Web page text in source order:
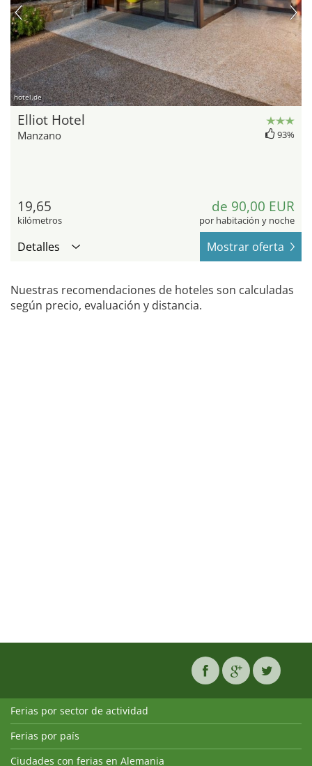
hotel.de
Elliot Hotel
Manzano 93%
19,65
kilómetros
de 90,00 EUR
por habitación y noche
Detalles Mostrar oferta
Nuestras recomendaciones de hoteles son calculadas
según precio, evaluación y distancia.
Ferias por sector de actividad
Ferias por país
Ciudades con ferias en Alemania